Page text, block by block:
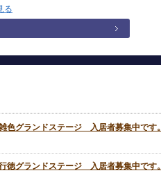
る
色グランドステージ 入居者募集中です。
徳グランドステージ 入居者募集中です。